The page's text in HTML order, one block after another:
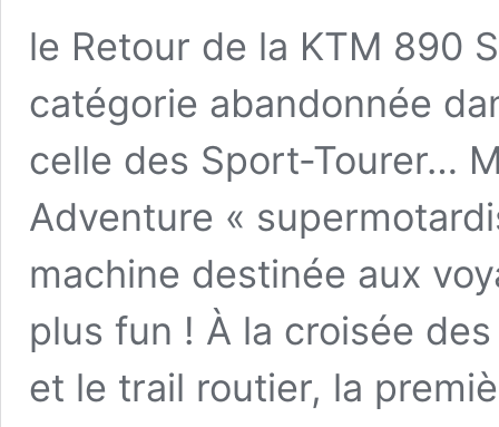
le Retour de la KTM 890
catégorie abandonnée
celle des Sport-Tourer…
Adventure «
machine destinée aux
plus fun ! À la croisée
et le trail routier, la